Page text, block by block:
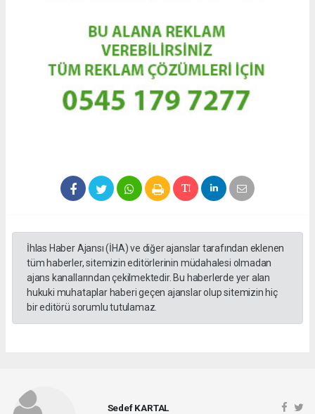
İhlas Haber Ajansı (İHA) ve diğer ajanslar tarafından eklenen
tüm haberler, sitemizin editörlerinin müdahalesi olmadan
ajans kanallarından çekilmektedir. Bu haberlerde yer alan
hukuki muhataplar haberi geçen ajanslar olup sitemizin hiç
bir editörü sorumlu tutulamaz.
Sedef KARTAL